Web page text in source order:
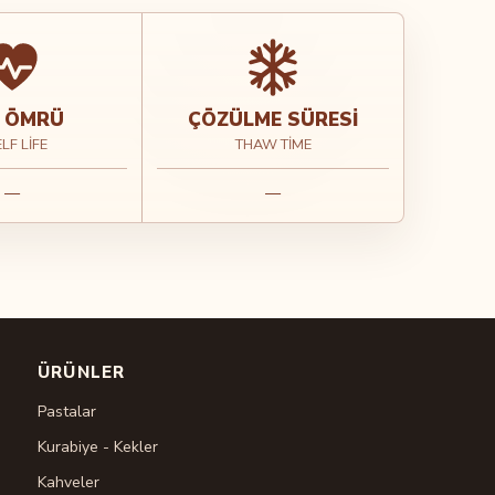
LIFE
—
ÇÖZÜLME SÜRESI
THAW TIME
—
ÜRÜNLER
Pastalar
Kurabiye - Kekler
Kahveler